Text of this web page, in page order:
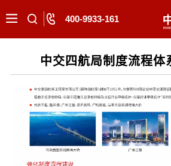
400-9933-161
中交四航局制度流程体